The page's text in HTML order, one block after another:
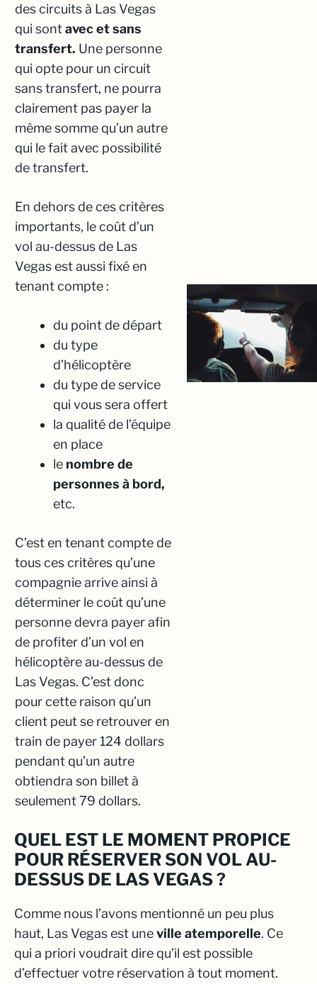
des circuits à Las Vegas
qui sontavec et sans
transfert. Une personne
qui opte pour un circuit
sans transfert, ne pourra
clairement pas payer la
même somme qu’un autre
qui le fait avec possibilité
de transfert.
En dehors de ces critères
importants, le coût d’un
vol au-dessus de Las
Vegas est aussi fixé en
tenant compte :
du point de départ
du type
d’hélicoptère
du type de service
qui vous sera offert
la qualité de l’équipe
en place
le nombre de
personnes à bord,
etc.
C’est en tenant compte de
tous ces critères qu’une
compagnie arrive ainsi à
déterminer le coût qu’une
personne devra payer afin
de profiter d’un vol en
hélicoptère au-dessus de
Las Vegas. C’est donc
pour cette raison qu’un
client peut se retrouver en
train de payer 124 dollars
pendant qu’un autre
obtiendra son billet à
seulement 79 dollars.
QUEL EST LE MOMENT PROPICE
POUR RÉSERVER SON VOL AU-
DESSUS DE LAS VEGAS ?
Comme nous l’avons mentionné un peu plus
haut, Las Vegas est uneville atemporelle. Ce
qui a priori voudrait dire qu’il est possible
d’effectuer votre réservation à tout moment.